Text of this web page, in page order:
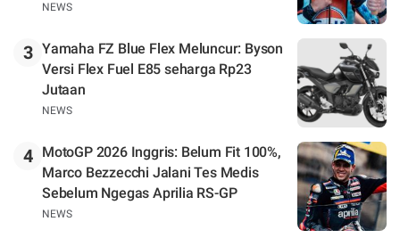
NEWS
3 Yamaha FZ Blue Flex Meluncur: Byson
Versi Flex Fuel E85 seharga Rp23
Jutaan
NEWS
4
MotoGP 2026 Inggris: Belum Fit 100%,
Marco Bezzecchi Jalani Tes Medis
Sebelum Ngegas Aprilia RS-GP
NEWS